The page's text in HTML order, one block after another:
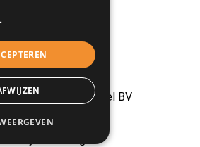
Kessel BV
voorwaarden